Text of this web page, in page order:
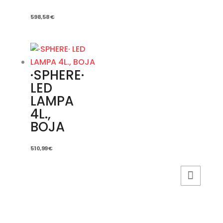
598,58€
·SPHERE·
LED
LAMPA
4L.,
BOJA
510,99€